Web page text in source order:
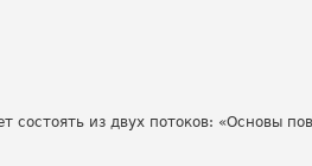
состоять из двух потоков: «Основы